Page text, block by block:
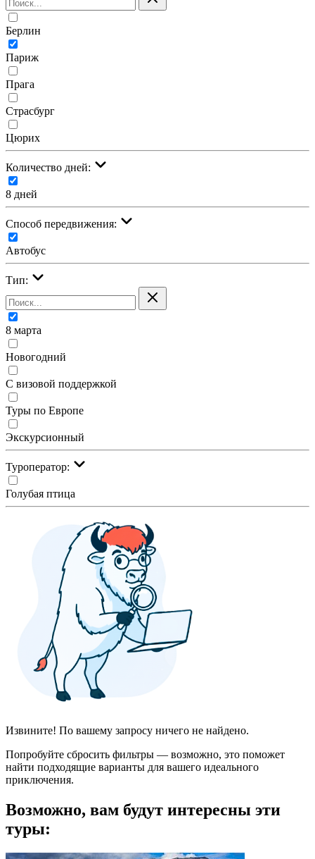
Берлин
Париж
Прага
Страсбург
Цюрих
Количество дней:
8 дней
Cпособ передвижения:
Автобус
Тип:
8 марта
Новогодний
С визовой поддержкой
Туры по Европе
Экскурсионный
Туроператор:
Голубая птица
Извините! По вашему запросу ничего не найдено.
Попробуйте сбросить фильтры — возможно, это поможет
найти подходящие варианты для вашего идеального
приключения.
Возможно, вам будут интересны эти
туры: